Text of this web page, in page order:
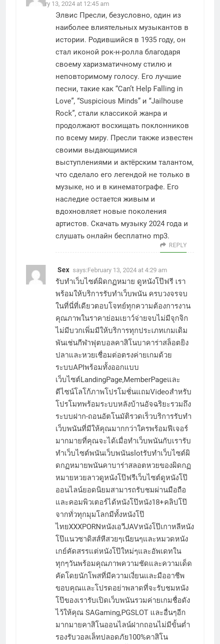
February 13, 2024 at 12:45 am
Элвис Пресли, безусловно, один из
наиболее влиятельных музыкантов в
истории. Родившийся в 1935 году, он
стал иконой рок-н-ролла благодаря
своему харизматичному стилю и
неповторимому голосу. Его лучшие
песни, такие как “Can’t Help Falling in
Love”, “Suspicious Minds” и “Jailhouse
Rock”, стали классикой жанра и
продолжают восхищать поклонников
по всему миру. Пресли также известен
своими выдающимися
выступлениями и актёрским талантом,
что сделало его легендой не только в
музыке, но и в кинематографе. Его
наследие остается живым и
вдохновляет новые поколения
артистов. Скачать музыку 2024 года и
слушать онлайн бесплатно mp3.
REPLY
Sex says:February 13, 2024 at 4:29 am
รับทำเว็บไซต์ผิดกฏหมาย ดูหนังโป๊ฟรี เรา
พร้อมให้บริการรับทำเว็บพนัน ครบวงจรจบ
ในที่นี่ที่เดียวตอบโจทย์ทุกความต้องการงาน
คุณภาพในราคาย่อมเยาว์จ่ายจบไม่มีจุกจิก
ไม่มีบวกเพิ่มมีให้บริการทุกประเภทเกมเดิม
พันเช่นกีฬาฟุตบอลคาสิโนบาคาร่าสล็อตยิง
ปลาและหวยเชื่อมต่อตรงค่ายเกมด้วย
ระบบAPIพร้อมทั้งออกแบบ
เว็บไซต์LandingPage,MemberPageและ
ดีไซน์โลโก้ภาพโปรโมชั่นแถมVideoสำหรับ
โปรโมทพร้อมระบบหลังบ้านอัจฉริยะรวมถึง
ระบบฝาก-ถอนอัตโนมัติรวดเร็วบริการรับทำ
เว็บพนันที่มีให้คุณมากกว่าใครพร้อมฟีเจอร์
มากมายที่คุณจะได้เมื่อทำเว็บพนันกับเรารับ
ทำเว็บไซต์พนันเว็บพนันslotรับทำเว็บไซต์ผิ
ดกฏหมายพนันคาบาร่าสลอตหวยของผิดกฏ
หมายหวยลาวดูหนังโป๊ฟรีเว็บไซต์ดูหนังโป๊
ออนไลน์ยอดนิยมสามารถรับชมผ่านมือถือ
และคอมพิวเตอร์ได้หนังโป๊หนัง18+คลิปโป๊
จากทั่วทุกมุมโลกมีทั้งหนังโป๊
ไทยXXXPORNหนังเอวีJAVหนังโป๊เกาหลีหนัง
โป๊แนวซาดิสส์หีสวยๆเนียนๆและหมวดหนัง
เกย์คัดสรรแต่หนังโป๊ใหม่ๆและอัพเดทใน
ทุกๆวันพร้อมคุณภาพความชัดและความเด็ด
คัดโดยนักโพสที่มีความเงี่ยนและมืออาชีพ
ขอบคุณและโปรดอย่าพลาดที่จะรับชมหนัง
โป๊ของเรารับเปิดเว็บพนันรวมค่ายเกมชื่อดัง
ไว้ให้คุณ SAGaming,PGSLOT และอื่นๆอีก
มากมายคาสิโนออนไลน์ฝากถอนไม่มีขั้นต่ำ
รองรับวอลเล็ทปลอดภัย100%คาสิโน